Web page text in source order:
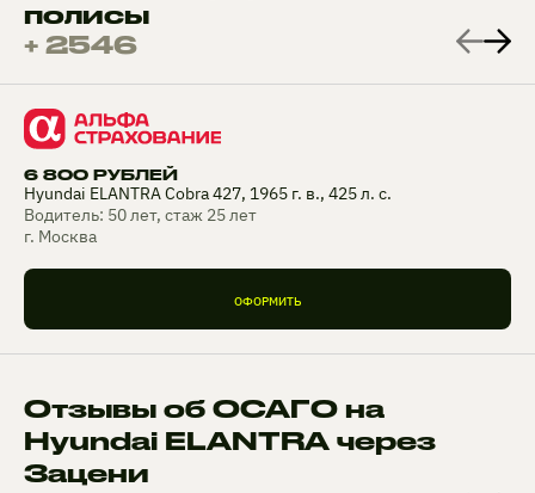
полисы
+ 2546
6 800 РУБЛЕЙ
Hyundai ELANTRA Cobra 427, 1965 г. в., 425 л. с.
Водитель: 50 лет, стаж 25 лет
г. Москва
ОФОРМИТЬ
Отзывы об ОСАГО на
Hyundai ELANTRA через
Зацени